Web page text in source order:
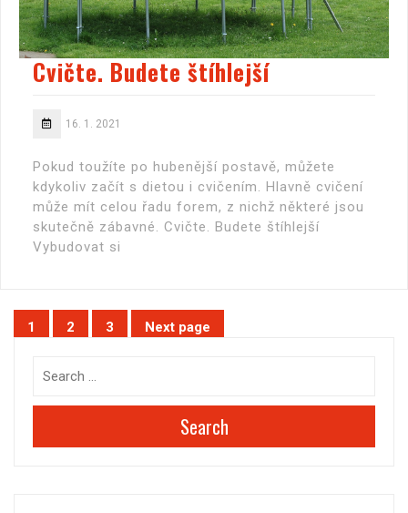
Cvičte. Budete štíhlejší
16. 1. 2021
Pokud toužíte po hubenější postavě, můžete
kdykoliv začít s dietou i cvičením. Hlavně cvičení
může mít celou řadu forem, z nichž některé jsou
skutečně zábavné. Cvičte. Budete štíhlejší
Vybudovat si
Stránkování
příspěvků
Page
1 Page
2 Page
3 Next page
Search